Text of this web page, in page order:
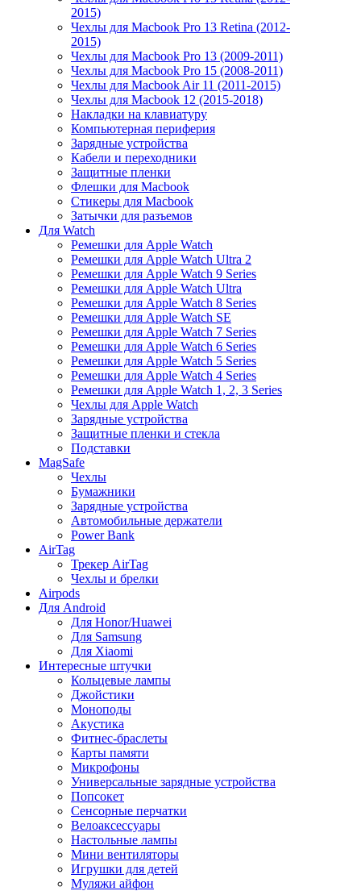
2015)
Чехлы для Macbook Pro 13 Retina (2012-
2015)
Чехлы для Macbook Pro 13 (2009-2011)
Чехлы для Macbook Pro 15 (2008-2011)
Чехлы для Macbook Air 11 (2011-2015)
Чехлы для Macbook 12 (2015-2018)
Накладки на клавиатуру
Компьютерная периферия
Зарядные устройства
Кабели и переходники
Защитные пленки
Флешки для Macbook
Стикеры для Macbook
Затычки для разъемов
Для Watch
Ремешки для Apple Watch
Ремешки для Apple Watch Ultra 2
Ремешки для Apple Watch 9 Series
Ремешки для Apple Watch Ultra
Ремешки для Apple Watch 8 Series
Ремешки для Apple Watch SE
Ремешки для Apple Watch 7 Series
Ремешки для Apple Watch 6 Series
Ремешки для Apple Watch 5 Series
Ремешки для Apple Watch 4 Series
Ремешки для Apple Watch 1, 2, 3 Series
Чехлы для Apple Watch
Зарядные устройства
Защитные пленки и стекла
Подставки
MagSafe
Чехлы
Бумажники
Зарядные устройства
Автомобильные держатели
Power Bank
AirTag
Трекер AirTag
Чехлы и брелки
Airpods
Для Android
Для Honor/Huawei
Для Samsung
Для Xiaomi
Интересные штучки
Кольцевые лампы
Джойстики
Моноподы
Акустика
Фитнес-браслеты
Карты памяти
Микрофоны
Универсальные зарядные устройства
Попсокет
Сенсорные перчатки
Велоаксессуары
Настольные лампы
Мини вентиляторы
Игрушки для детей
Муляжи айфон